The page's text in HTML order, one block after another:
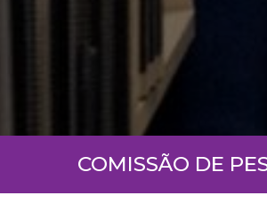
COMISSÃO DE